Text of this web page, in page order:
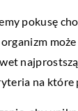
pokusę
na które